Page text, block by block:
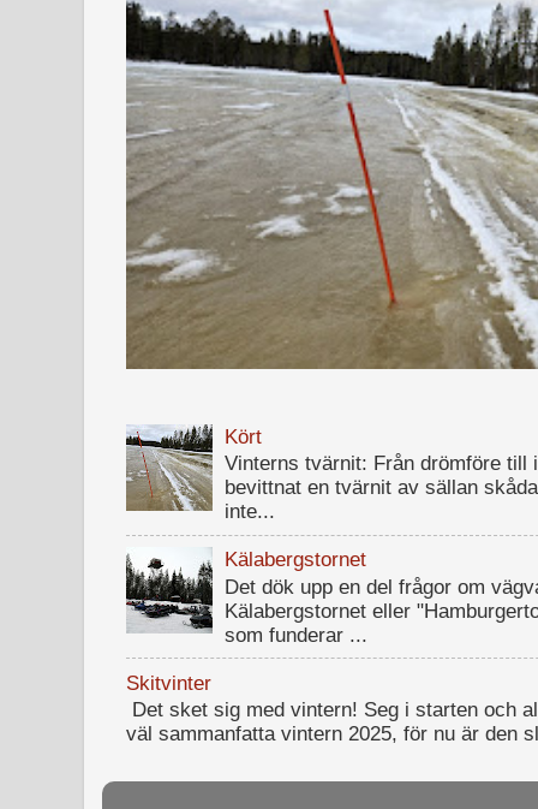
Kört
Vinterns tvärnit: Från drömföre till
bevittnat en tvärnit av sällan
inte...
Kälabergstornet
Det dök upp en del frågor om
Kälabergstornet eller
som funderar ...
Skitvinter
Det sket sig med vintern! Seg i starten och
väl sammanfatta vintern 2025, för nu är den